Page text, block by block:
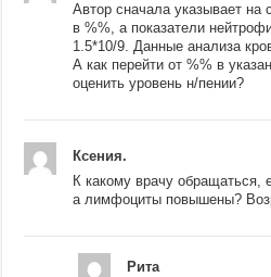
Автор сначала указывает
в %%, а показатели
1.5*10/9. Данные анализа
А как перейти от %% в
оценить уровень н/пении?
Ксения.
К какому врачу
а лимфоциты повышены?
Рита